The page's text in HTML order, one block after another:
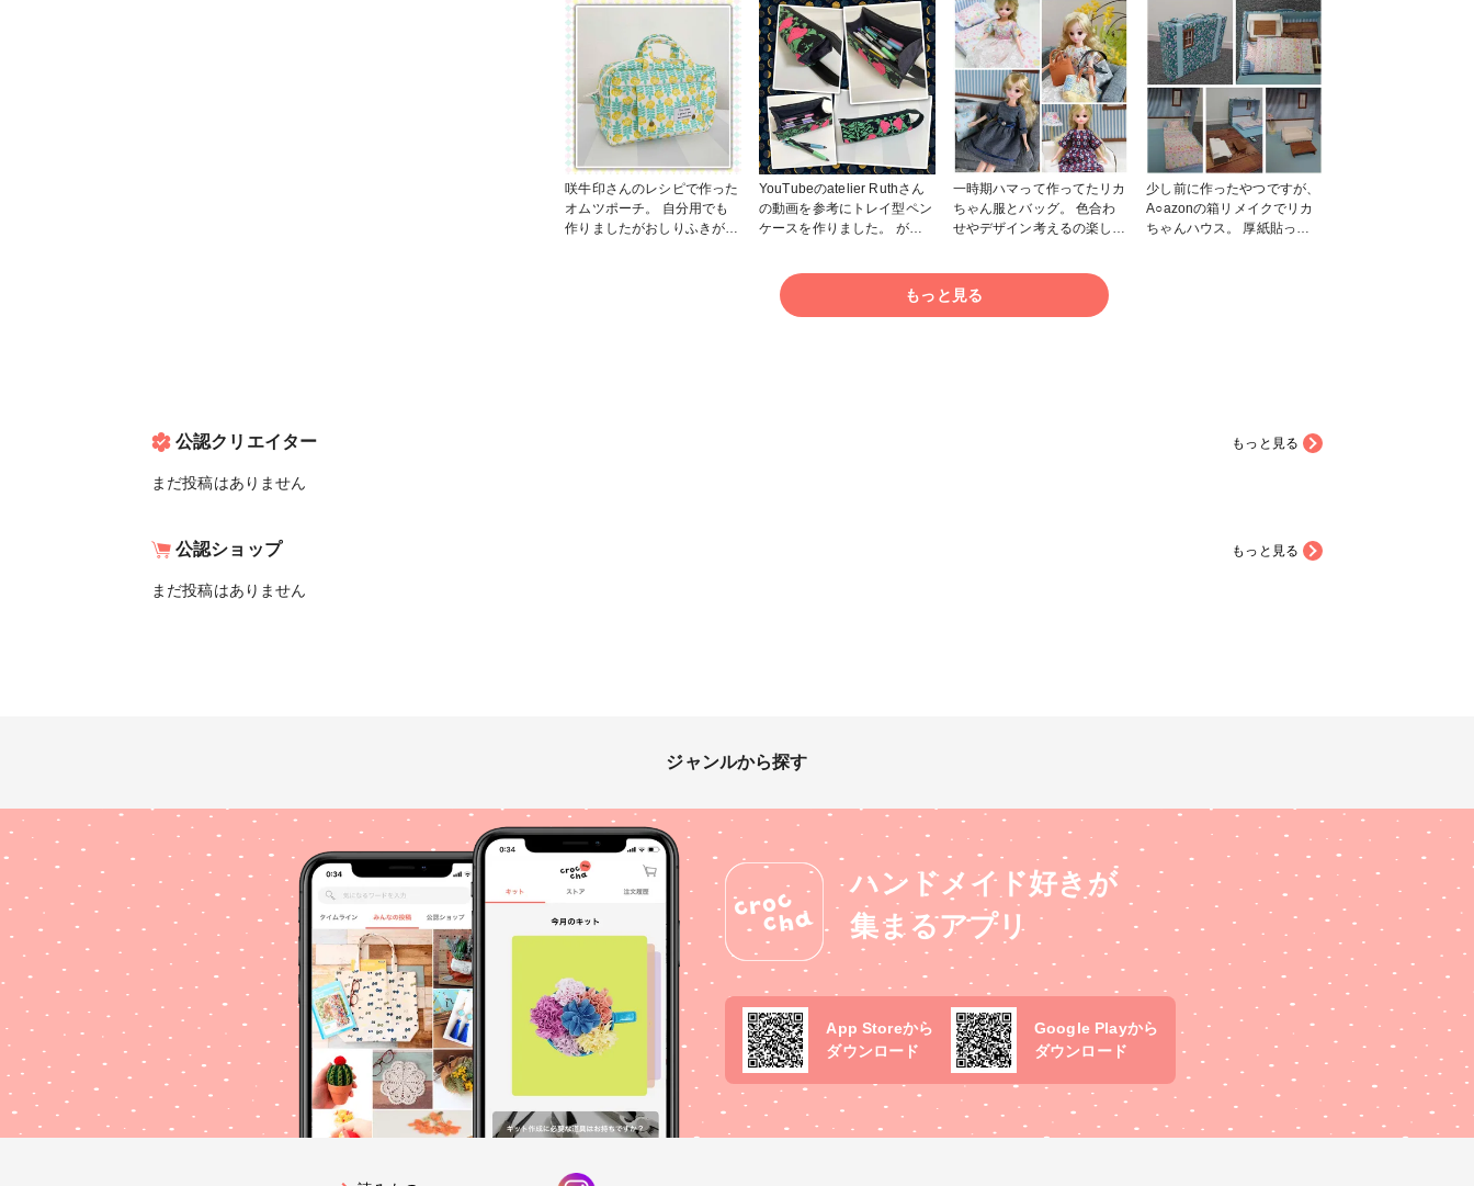
れぽ_大塚屋ネットショップ
スト #ファンれぽ_大塚屋ネ
ットショップ #バッグ・ポー
チ #1日1投稿部
ったので、てんとう虫が見え
るように作りました。 #布の
作品コンテスト #ファンれぽ
_大塚屋ネットショップ #小
物・雑貨 #1日1投稿部
ーイング #1日1投稿部
咲牛印さんのレシピで作った
オムツポーチ。 自分用でも
作りましたがおしりふきがと
YouTubeのatelier Ruthさん
の動画を参考にトレイ型ペン
ケースを作りました。 がば
作品コンテスト #ファンれぽ
_大塚屋ネットショップ #小
一時期ハマって作ってたリカ
ちゃん服とバッグ。 色合わ
せやデザイン考えるの楽しい
わいいので写真撮るのもウキ
ウキしました！ バッグは小
少し前に作ったやつですが、
A○azonの箱リメイクでリカ
ちゃんハウス。 厚紙貼って
段ボールと布。 お布団は余
て。 ローテーブルはホーム
センターで買ってきた木を使
もっと見る
公認クリエイター もっと見る
まだ投稿はありません
公認ショップ もっと見る
まだ投稿はありません
ジャンルから探す
ハンドメイド好きが
集まるアプリ
App Storeから
ダウンロード
Google Playから
ダウンロード